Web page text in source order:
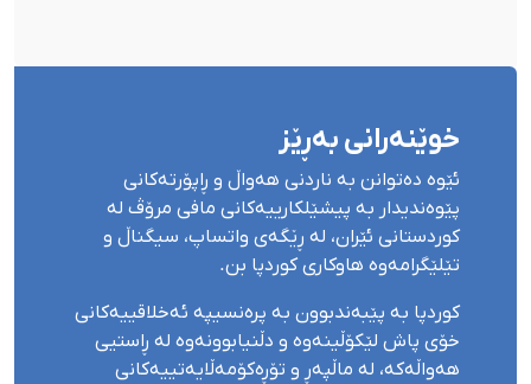
خوێنەرانی بەڕێز
ئێوە دەتوانن بە ناردنی هەواڵ و ڕاپۆرتەکانی
پێوەندیدار بە پیشێلکارییەکانی مافی مرۆڤ لە
کوردستانی ئێران، لە ڕێگەی واتساپ، سیگناڵ و
تێلێگرامەوە هاوکاری کوردپا بن.
کوردپا بە پێبەندبوون بە پرەنسیپە ئەخلاقییەکانی
خۆی پاش لێکۆڵینەوە و دڵنیابوونەوە لە ڕاستیی
هەواڵەکە، لە ماڵپەڕ و تۆڕەکۆمەڵایەتییەکانی